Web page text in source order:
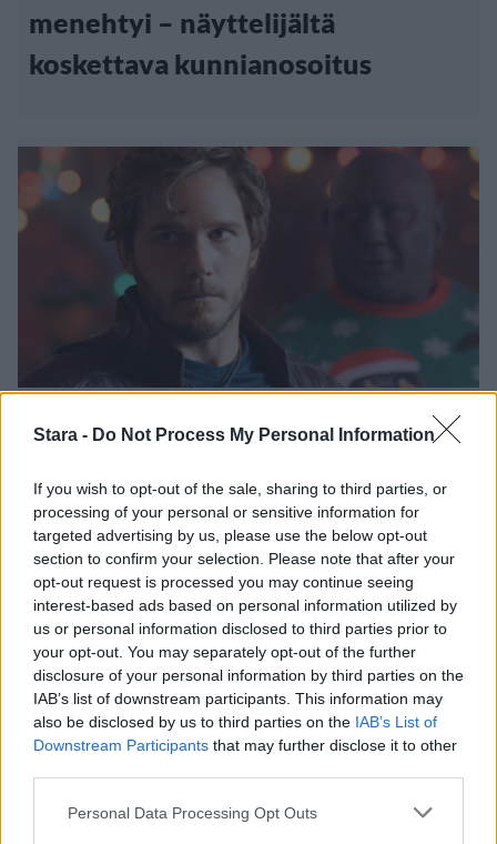
Stara - Do Not Process My Personal Information
If you wish to opt-out of the sale, sharing to third parties, or
processing of your personal or sensitive information for
targeted advertising by us, please use the below opt-out
section to confirm your selection. Please note that after your
opt-out request is processed you may continue seeing
interest-based ads based on personal information utilized by
us or personal information disclosed to third parties prior to
your opt-out. You may separately opt-out of the further
disclosure of your personal information by third parties on the
IAB’s list of downstream participants. This information may
also be disclosed by us to third parties on the IAB’s List of
Downstream Participants that may further disclose it to other
Personal Data Processing Opt Outs
menehtyi – näyttelijältä
koskettava kunnianosoitus
Viihdeuutiset
Chris Pratt esitteli kipeän
vammansa – potkaisi kuvauksissa
metallitolppaan